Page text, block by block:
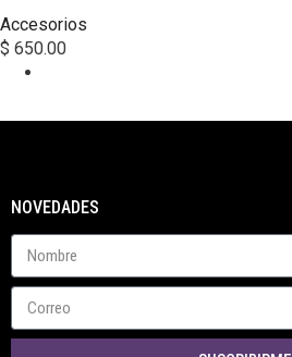
Accesorios
$ 650.00
NOVEDADES